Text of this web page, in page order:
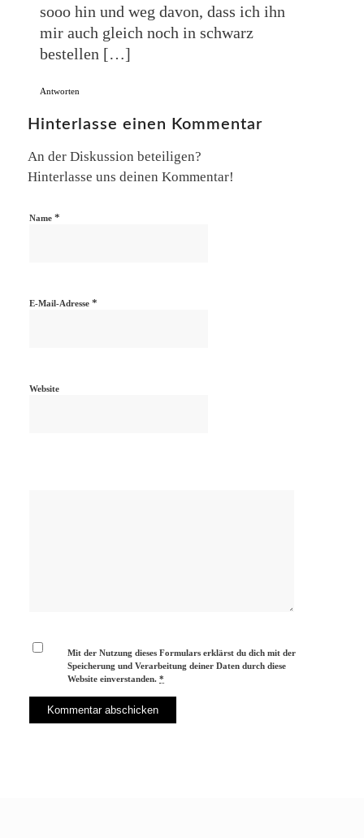
sooo hin und weg davon, dass ich ihn
mir auch gleich noch in schwarz
bestellen […]
Antworten
Hinterlasse einen Kommentar
An der Diskussion beteiligen?
Hinterlasse uns deinen Kommentar!
Name *
E-Mail-Adresse *
Website
Mit der Nutzung dieses Formulars erklärst du dich mit der
Speicherung und Verarbeitung deiner Daten durch diese
Website einverstanden.*